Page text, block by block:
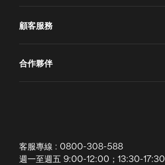
專業國際團隊
顧客服務
退換貨政策
合作夥伴
客服專線 : 0800-308-588
週一至週五 9:00-12:00；13:30-17:30